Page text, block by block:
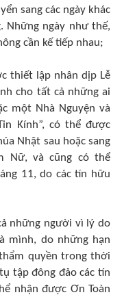
sang các ngày khác
Những ngày như thế,
cần kế tiếp nhau;
thiết lập nhân dịp Lễ
cho tất cả những ai
một Nhà Nguyện và
Kính”, có thể được
Nhật sau hoặc sang
Nữ, và cũng có thể
11, do các tín hữu
những người vì lý do
mình, do những hạn
quyền trong thời
tập đông đảo các tín
nhận được Ơn Toàn